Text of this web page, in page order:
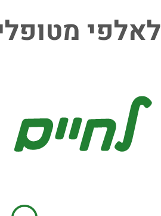
לאלפי